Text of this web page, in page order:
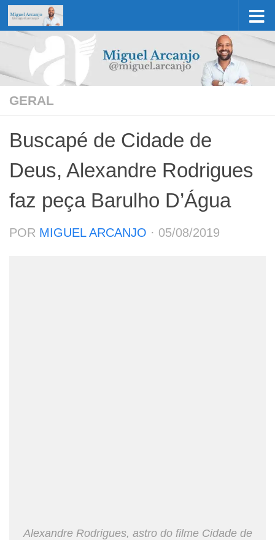
Skip to content
GERAL
Buscapé de Cidade de
Deus, Alexandre Rodrigues
faz peça Barulho D’Água
POR MIGUEL ARCANJO · 05/08/2019
Alexandre Rodrigues, astro do filme Cidade de